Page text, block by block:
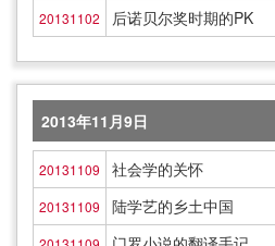
20131102 后诺贝尔奖时期的PK
2013年11月9日
20131109 社会学的关怀
20131109 陆学艺的乡土中国